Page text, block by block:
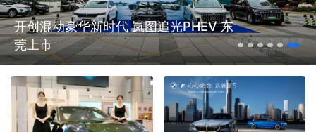
开创混动豪华新时代 岚图追光PHEV 东
莞上市